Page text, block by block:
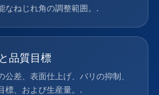
なねじれ角の調整範囲。.
品質目標
公差、表面仕上げ、バリの抑制、
標、および生産量。.